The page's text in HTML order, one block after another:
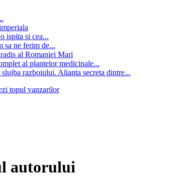
ispita si cea...
sa ne ferim de...
al Romaniei Mari
al plantelor medicinale...
slujba razboiului. Alianta secreta dintre...
topul vanzarilor
autorului